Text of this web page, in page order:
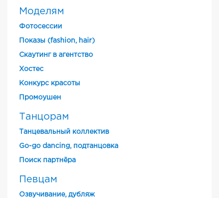
Моделям
Фотосессии
Показы (fashion, hair)
Скаутинг в агентство
Хостес
Конкурс красоты
Промоушен
Танцорам
Танцевальный коллектив
Go-go dancing, подтанцовка
Поиск партнёра
Певцам
Озвучивание, дубляж